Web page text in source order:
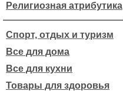
Религиозная атрибутика
Спорт, отдых и туризм
Все для дома
Все для кухни
Товары для здоровья